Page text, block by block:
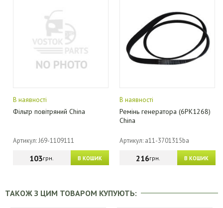
В наявності
Фільтр повітряний China
Артикул: J69-1109111
В КОШИК
103грн.
В наявності
Ремінь генератора (6PK1268)
China
Артикул: a11-3701315ba
В КОШИК
216грн.
ТАКОЖ З ЦИМ ТОВАРОМ КУПУЮТЬ: